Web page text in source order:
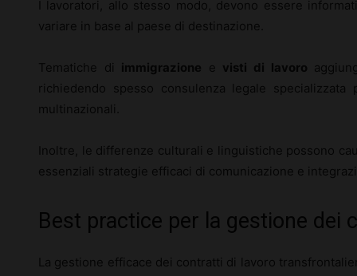
I lavoratori, allo stesso modo, devono essere
variare in base al paese di destinazione.
Tematiche di immigrazione e visti di lavoro
richiedendo spesso consulenza legale
multinazionali.
Inoltre, le differenze culturali e linguistiche possono
essenziali strategie efficaci di comunicazione e
Best practice per la gestione dei
La gestione efficace dei contratti di lavoro